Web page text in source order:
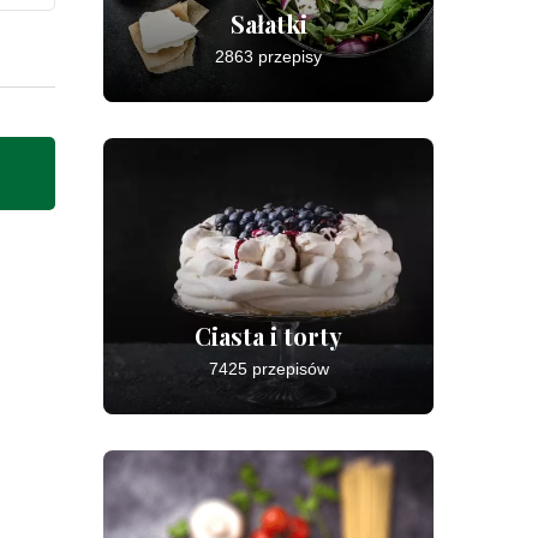
Sałatki
2863 przepisy
Ciasta i torty
7425 przepisów